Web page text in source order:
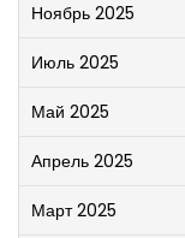
Ноябрь 2025
Июль 2025
Май 2025
Апрель 2025
Март 2025